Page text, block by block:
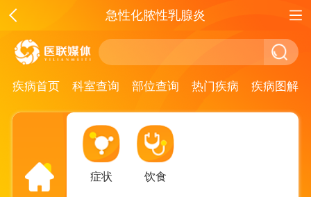
急性化脓性乳腺炎
疾病首页 科室查询 部位查询 热门疾病 疾病图解
症状 饮食